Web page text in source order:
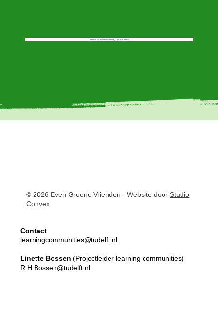
Ontdek andere learning communities
© 2026 Even Groene Vrienden - Website door Studio
Convex
Contact
learningcommunities@tudelft.nl
Linette Bossen(Projectleider learning communities)
R.H.Bossen@tudelft.nl